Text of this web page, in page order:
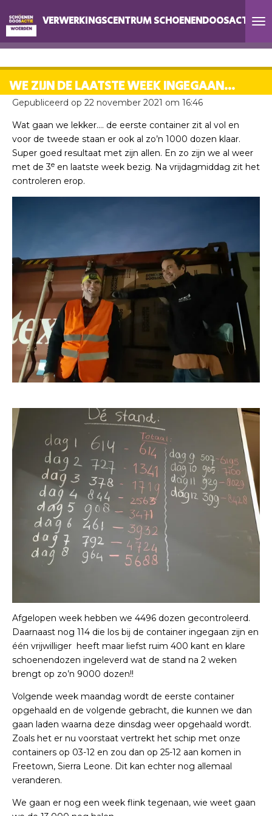
direct
hoofdinhoud
VERWERKINGSCENTRUM SCHOENENDOOSACTIE
WE ZIJN DE LAATSTE WEEK INGEGAAN...
Gepubliceerd op 22 november 2021 om 16:46
Wat gaan we lekker…. de eerste container zit al vol en
voor de tweede staan er ook al zo’n 1000 dozen klaar.
Super goed resultaat met zijn allen. En zo zijn we al weer
met de 3e en laatste week bezig. Na vrijdagmiddag zit het
controleren erop.
Afgelopen week hebben we 4496 dozen gecontroleerd.
Daarnaast nog 114 die los bij de container ingegaan zijn en
één vrijwilliger heeft maar liefst ruim 400 kant en klare
schoenendozen ingeleverd wat de stand na 2 weken
brengt op zo’n 9000 dozen!!
Volgende week maandag wordt de eerste container
opgehaald en de volgende gebracht, die kunnen we dan
gaan laden waarna deze dinsdag weer opgehaald wordt.
Zoals het er nu voorstaat vertrekt het schip met onze
containers op 03-12 en zou dan op 25-12 aan komen in
Freetown, Sierra Leone. Dit kan echter nog allemaal
veranderen.
We gaan er nog een week flink tegenaan, wie weet gaan